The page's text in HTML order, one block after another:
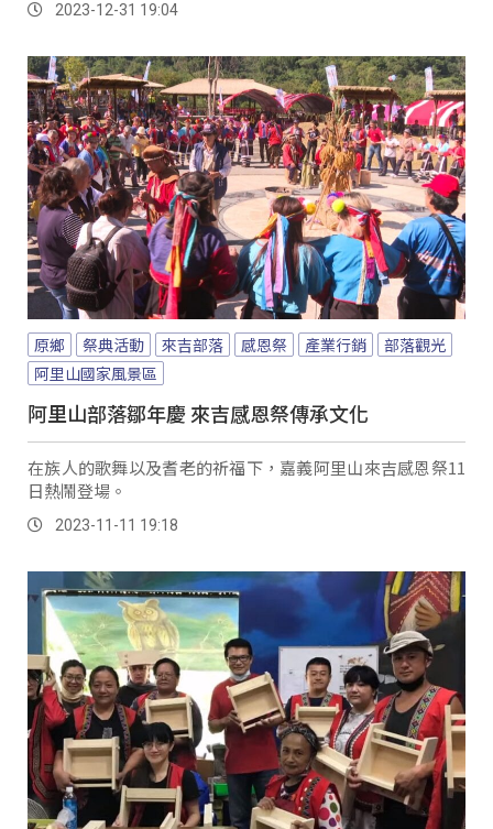
2023-12-31 19:04
原鄉 祭典活動 來吉部落 感恩祭 產業行銷
部落觀光
阿里山國家風景區
阿里山部落鄒年慶 來吉感恩祭傳承文化
在族人的歌舞以及耆老的祈福下，嘉義阿里山來吉感恩祭11
日熱鬧登場。
2023-11-11 19:18